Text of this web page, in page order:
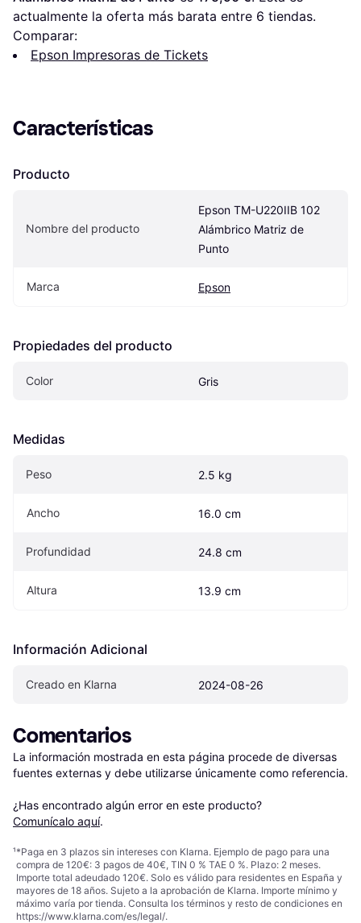
actualmente la oferta más barata entre 6 tiendas.
Comparar:
Epson Impresoras de Tickets
Características
Producto
Nombre del producto
Epson TM-U220IIB 102
Alámbrico Matriz de
Punto
Marca Epson
Propiedades del producto
Color Gris
Medidas
Peso 2.5 kg
Ancho 16.0 cm
Profundidad 24.8 cm
Altura 13.9 cm
Información Adicional
Creado en Klarna 2024-08-26
Comentarios
La información mostrada en esta página procede de diversas
fuentes externas y debe utilizarse únicamente como referencia.
¿Has encontrado algún error en este producto?
Comunícalo aquí.
¹*Paga en 3 plazos sin intereses con Klarna. Ejemplo de pago para una
compra de 120€: 3 pagos de 40€, TIN 0 % TAE 0 %. Plazo: 2 meses.
Importe total adeudado 120€. Solo es válido para residentes en España y
mayores de 18 años. Sujeto a la aprobación de Klarna. Importe mínimo y
máximo varía por tienda. Consulta los términos y resto de condiciones en
https://www.klarna.com/es/legal/.